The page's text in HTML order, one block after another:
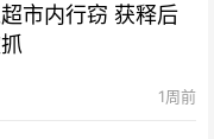
市内行窃 获释后
1周前